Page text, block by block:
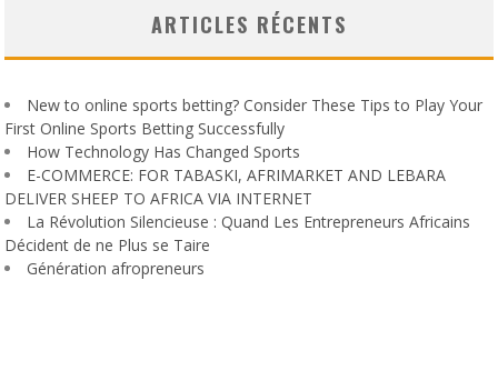
ARTICLES RÉCENTS
New to online sports betting? Consider These Tips to Play Your
First Online Sports Betting Successfully
How Technology Has Changed Sports
E-COMMERCE: FOR TABASKI, AFRIMARKET AND LEBARA
DELIVER SHEEP TO AFRICA VIA INTERNET
La Révolution Silencieuse : Quand Les Entrepreneurs Africains
Décident de ne Plus se Taire
Génération afropreneurs